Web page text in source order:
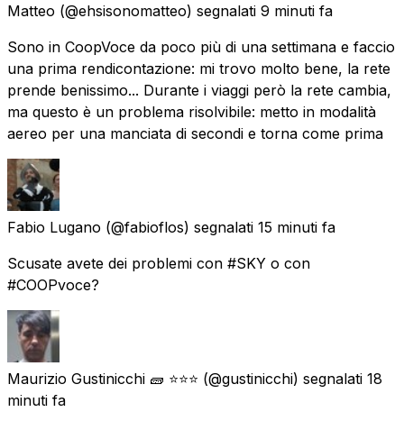
Matteo (@ehsisonomatteo) segnalati 9 minuti fa
Sono in CoopVoce da poco più di una settimana e faccio
una prima rendicontazione: mi trovo molto bene, la rete
prende benissimo... Durante i viaggi però la rete cambia,
ma questo è un problema risolvibile: metto in modalità
aereo per una manciata di secondi e torna come prima
Fabio Lugano (@fabioflos) segnalati 15 minuti fa
Scusate avete dei problemi con #SKY o con
#COOPvoce?
Maurizio Gustinicchi 🧱 ⭐⭐⭐ (@gustinicchi) segnalati 18
minuti fa